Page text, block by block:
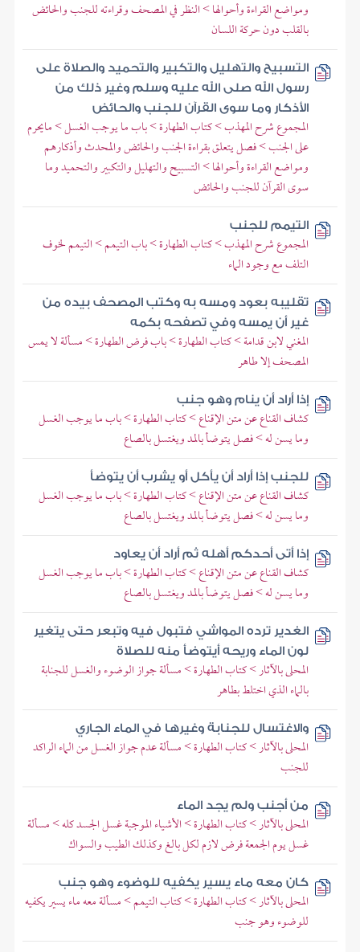
ومواضع القراءة وأحوالها > النظر في المصحف وقراءته للجنب والحائض
بالقلب دون حركة اللسان
التسبيح والتهليل والتكبير والتحميد والصلاة على
رسول الله صلى الله عليه وسلم وغير ذلك من
الأذكار وما سوى القرآن للجنب والحائض
المجموع شرح المهذب > كتاب الطهارة > باب ما يوجب الغسل > مايحرم
على الجنب > فصل يتعلق بقراءة الجنب والحائض والمحدث وأذكارهم
ومواضع القراءة وأحوالها > التسبيح والتهليل والتكبير والتحميد وما
سوى القرآن للجنب والحائض
التيمم للجنب
المجموع شرح المهذب > كتاب الطهارة > باب التيمم > التيمم لخوف
التلف مع وجود الماء
تقليبه بعود ومسه به وكتب المصحف بيده من
غير أن يمسه وفي تصفحه بكمه
المغني لابن قدامة > كتاب الطهارة > باب فرض الطهارة > مسألة لا يمس
المصحف إلا طاهر
إذا أراد أن ينام وهو جنب
كشاف القناع عن متن الإقناع > كتاب الطهارة > باب ما يوجب الغسل
وما يسن له > فصل يتوضأ بالمد ويغتسل بالصاع
للجنب إذا أراد أن يأكل أو يشرب أن يتوضأ
كشاف القناع عن متن الإقناع > كتاب الطهارة > باب ما يوجب الغسل
وما يسن له > فصل يتوضأ بالمد ويغتسل بالصاع
إذا أتى أحدكم أهله ثم أراد أن يعاود
كشاف القناع عن متن الإقناع > كتاب الطهارة > باب ما يوجب الغسل
وما يسن له > فصل يتوضأ بالمد ويغتسل بالصاع
الغدير ترده المواشي فتبول فيه وتبعر حتى يتغير
لون الماء وريحه أيتوضأ منه للصلاة
المحلى بالآثار > كتاب الطهارة > مسألة جواز الوضوء والغسل للجنابة
بالماء الذي اختلط بطاهر
والاغتسال للجنابة وغيرها في الماء الجاري
المحلى بالآثار > كتاب الطهارة > مسألة عدم جواز الغسل من الماء الراكد
للجنب
من أجنب ولم يجد الماء
المحلى بالآثار > كتاب الطهارة > الأشياء الموجبة غسل الجسد كله > مسألة
غسل يوم الجمعة فرض لازم لكل بالغ وكذلك الطيب والسواك
كان معه ماء يسير يكفيه للوضوء وهو جنب
المحلى بالآثار > كتاب الطهارة > كتاب التيمم > مسألة معه ماء يسير يكفيه
للوضوء وهو جنب